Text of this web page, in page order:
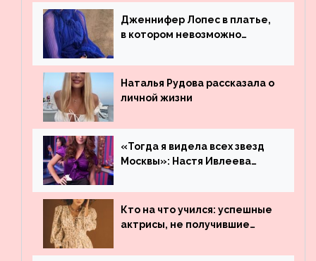
Дженнифер Лопес в платье,
в котором невозможно
Наталья Рудова рассказала о
личной жизни
«Тогда я видела всех звезд
Москвы»: Настя Ивлеева
популярности и выложила
архивные фото
Кто на что учился: успешные
актрисы, не получившие